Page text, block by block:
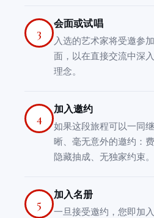
3
会面或试唱
入选的艺术家将受邀参
面，以在直接交流中深
理念。
4
加入邀约
如果这段旅程可以一同
晰、毫无意外的邀约：
隐藏抽成、无独家约束。
5
加入名册
一旦接受邀约，您即加